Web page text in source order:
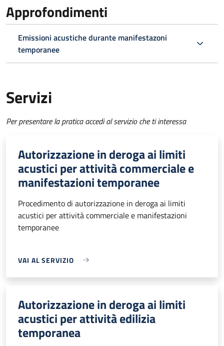
Approfondimenti
Emissioni acustiche durante manifestazoni
temporanee
Servizi
Per presentare la pratica accedi al servizio che ti interessa
Autorizzazione in deroga ai limiti
acustici per attività commerciale e
manifestazioni temporanee
Procedimento di autorizzazione in deroga ai limiti
acustici per attività commerciale e manifestazioni
temporanee
VAI AL SERVIZIO
Autorizzazione in deroga ai limiti
acustici per attività edilizia
temporanea